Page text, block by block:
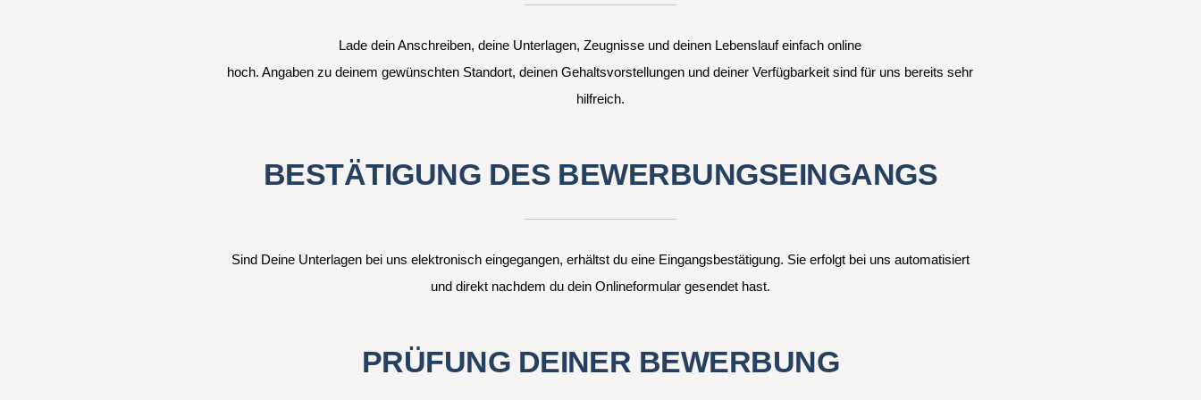
Lade dein Anschreiben, deine Unterlagen, Zeugnisse und deinen Lebenslauf einfach online
hoch. Angaben zu deinem gewünschten Standort, deinen Gehaltsvorstellungen und deiner Verfügbarkeit sind für uns bereits sehr
hilfreich.
BESTÄTIGUNG DES BEWERBUNGSEINGANGS
Sind Deine Unterlagen bei uns elektronisch eingegangen, erhältst du eine Eingangsbestätigung. Sie erfolgt bei uns automatisiert
und direkt nachdem du dein Onlineformular gesendet hast.
PRÜFUNG DEINER BEWERBUNG